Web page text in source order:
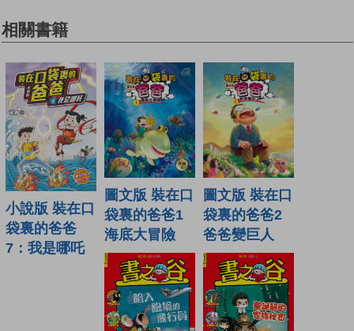
相關書籍
小說版 裝在口
袋裏的爸爸
7：我是哪吒
圖文版 裝在口
袋裏的爸爸1
海底大冒險
圖文版 裝在口
袋裏的爸爸2
爸爸變巨人